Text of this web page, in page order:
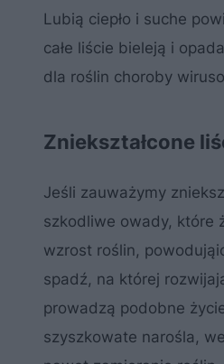
Lubią ciepło i suche
całe liście bieleją i
dla roślin choroby
Zniekształcone
Jeśli zauważymy
szkodliwe owady, które
wzrost roślin,
spadź, na której
prowadzą podobne
szyszkowate narośla,